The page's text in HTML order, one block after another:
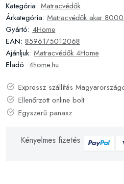
Kategória: Matracvédők
Árkategória: Matracvédők akar
Gyártó: 4Home
EAN: 8596175012068
Ajánljuk: Matracvédők 4Home
Eladó: 4home.hu
Expressz szállítás
Ellenőrzött online bolt
Egyszerű panasz
Kényelmes fizetés